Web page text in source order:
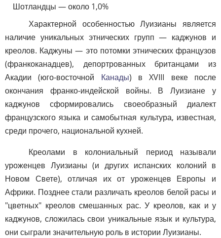
Шотландцы — около 1,0%
Характерной особенностью Луизианы является
наличие уникальных этнических групп — каджунов и
креолов. Каджуны — это потомки этнических французов
(франкоканадцев), депортрованных британцами из
Акадии (юго-восточной Канады) в XVIII веке после
окончания франко-индейской войны. В Луизиане у
каджунов сформировались своеобразный диалект
французского языка и самобытная культура, известная,
среди прочего, национальной кухней.
Креолами в колониальный период называли
уроженцев Луизианы (и других испанских колоний в
Новом Свете), отличая их от уроженцев Европы и
Африки. Позднее стали различать креолов белой расы и
"цветных" креолов смешанных рас. У креолов, как и у
каджунов, сложилась свои уникальные язык и культура,
они сыграли значительную роль в истории Луизианы.